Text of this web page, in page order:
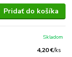
Pridať do košíka
4,20 €/ks
Skladom